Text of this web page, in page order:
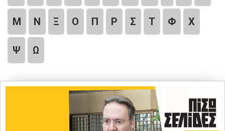
Μ Ν Ξ Ο Π Ρ Σ Τ Φ Χ
Ψ Ω